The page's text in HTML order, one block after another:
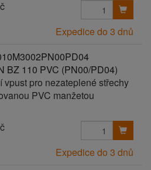
Expedice do 3 dnů
BZ 110 PVC (PN00/PD04)
vpust pro nezateplené střechy
PVC manžetou
Expedice do 3 dnů